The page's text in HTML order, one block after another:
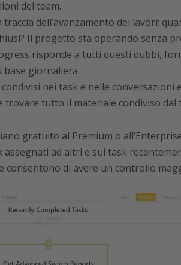
del team.
dell’avanzamento dei lavori:
Il progetto sta operando senza
risponde a tutti questi dubbi,
base giornaliera.
nei task e nelle conversazioni
tutto il materiale condiviso dal
gratuito al Premium o
assegnati ad altri e sui task
consentono di avere un controllo